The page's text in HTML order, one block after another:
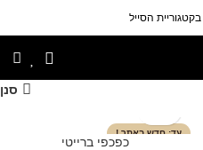
סנן
חדש באתר !
כפכפי ברייטי